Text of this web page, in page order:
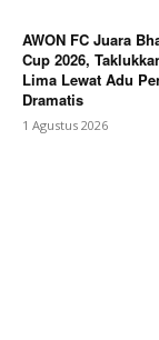
AWON FC Juara
Cup 2026,
Lima Lewat Adu
Dramatis
1 Agustus 2026